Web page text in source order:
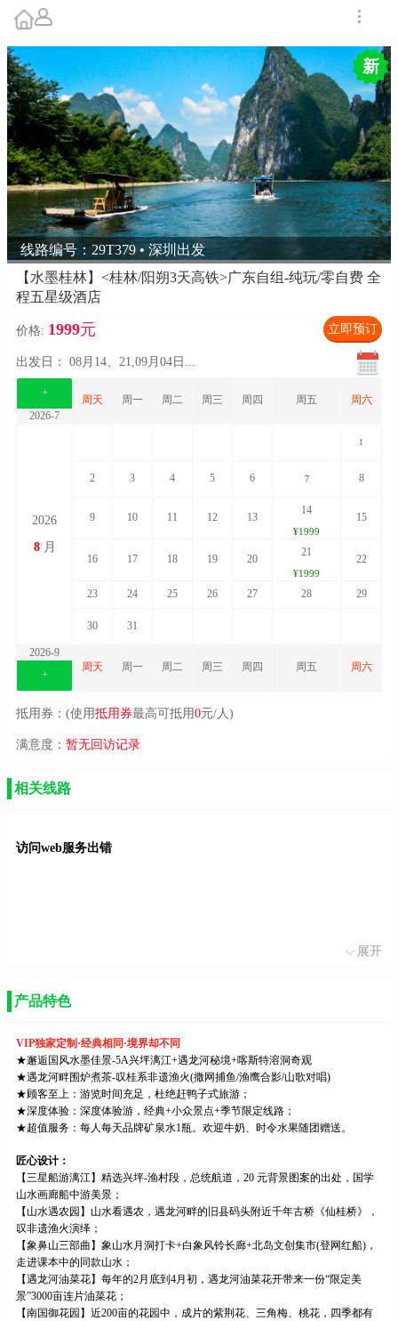
线路编号：29T379 • 深圳出发
【水墨桂林】<桂林/阳朔3天高铁>广东自组-纯玩/零自费 全
程五星级酒店
新
价格: 1999元 立即预订
出发日： 08月14、21,09月04日
+
2026-7
周天 周一 周二 周三 周四 周五 周六
2026
8 月
1
2 3 4 5 6 7 8
9 10 11 12 13
14
¥1999
15
16 17 18 19 20
21
¥1999
22
23 24 25 26 27 28 29
30 31
2026-9
+
周天 周一 周二 周三 周四 周五 周六
抵用券：(使用抵用券最高可抵用0元/人)
满意度： 暂无回访记录
相关线路
访问web服务出错
展开
产品特色
VIP独家定制·经典相同·境界却不同
★邂逅国风水墨佳景-5A兴坪漓江+遇龙河秘境+喀斯特溶洞奇观
★遇龙河畔围炉煮茶-叹桂系非遗渔火(撒网捕鱼/渔鹰合影/山歌对唱)
★顾客至上：游览时间充足，杜绝赶鸭子式旅游；
★深度体验：深度体验游，经典+小众景点+季节限定线路；
★超值服务：每人每天品牌矿泉水1瓶。欢迎牛奶、时令水果随团赠送。
匠心设计：
【三星船游漓江】精选兴坪-渔村段，总统航道，20 元背景图案的出处，国学
山水画廊船中游美景；
【山水遇农园】山水看遇农，遇龙河畔的旧县码头附近千年古桥《仙桂桥》，
叹非遗渔火演绎；
【象鼻山三部曲】象山水月洞打卡+白象风铃长廊+北岛文创集市(登网红船)，
走进课本中的同款山水；
【遇龙河油菜花】每年的2月底到4月初，遇龙河油菜花开带来一份“限定美
景”3000亩连片油菜花；
【南国御花园】近200亩的花园中，成片的紫荆花、三角梅、桃花，四季都有